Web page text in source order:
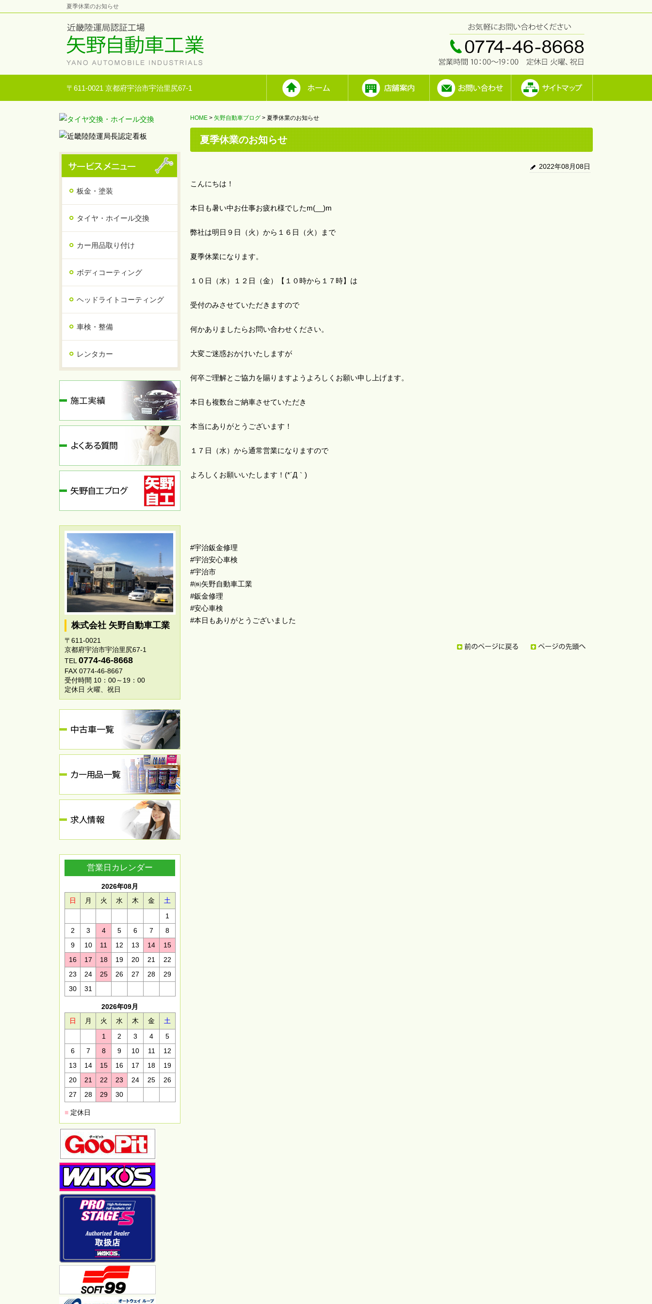
夏季休業のお知らせ
〒611-0021 京都府宇治市宇治里尻67-1
HOME > 矢野自動車ブログ > 夏季休業のお知らせ
夏季休業のお知らせ
2022年08月08日
こんにちは！
本日も暑い中お仕事お疲れ様でしたm(__)m
弊社は明日９日（火）から１６日（火）まで
夏季休業になります。
１０日（水）１２日（金）【１０時から１７時】は
受付のみさせていただきますので
何かありましたらお問い合わせください。
大変ご迷惑おかけいたしますが
何卒ご理解とご協力を賜りますようよろしくお願い申し上げます。
本日も複数台ご納車させていただき
本当にありがとうございます！
１７日（水）から通常営業になりますので
よろしくお願いいたします！(*´Д｀)
#宇治鈑金修理
#宇治安心車検
#宇治市
#㈱矢野自動車工業
#鈑金修理
#安心車検
#本日もありがとうございました
板金・塗装
タイヤ・ホイール交換
カー用品取り付け
ボディコーティング
ヘッドライトコーティング
車検・整備
レンタカー
株式会社 矢野自動車工業
〒611-0021
京都府宇治市宇治里尻67-1
TEL0774-46-8668
FAX 0774-46-8667
受付時間 10：00～19：00
定休日 火曜、祝日
営業日カレンダー
2026年08月
日
月 火 水 木 金
土
1
2
3 4 5 6 7
8
9
10 11 12 13 14
15
16
17 18 19 20 21
22
23
24 25 26 27 28
29
30
31
2026年09月
日
月 火 水 木 金
土
1
2 3 4
5
6
7 8 9 10 11
12
13
14 15 16 17 18
19
20
21 22 23 24 25
26
27
28 29 30
■ 定休日